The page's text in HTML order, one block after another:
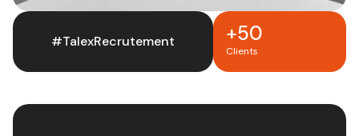
#TalexRecrutement +50
Clients